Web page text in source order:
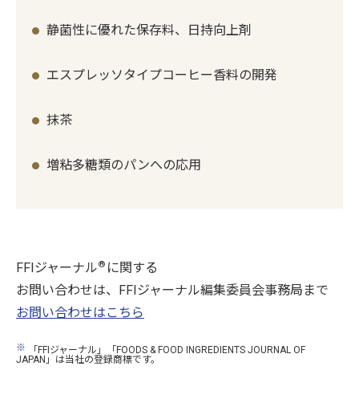
静菌性に優れた保存料、日持向上剤
エスプレッソタイプコーヒー香料の開発
抹茶
増粘多糖類のパンへの応用
FFIジャーナル® に関する
お問い合わせは、FFIジャーナル編集委員会事務局まで
お問い合わせはこちら
※ 「FFIジャーナル」「FOODS & FOOD INGREDIENTS JOURNAL OF
JAPAN」は当社の登録商標です。